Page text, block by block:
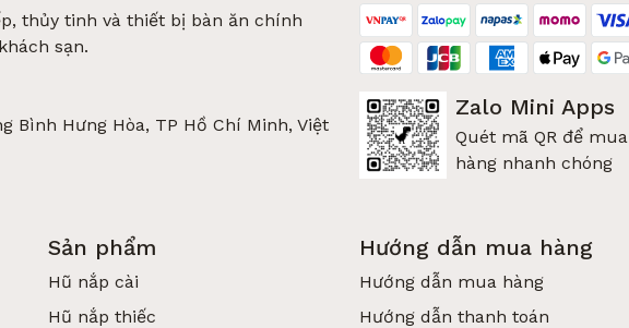
thủy tinh và thiết bị bàn ăn chính
sạn.
Bình Hưng Hòa, TP Hồ Chí Minh, Việt
Zalo Mini Apps
Quét mã QR để mua
hàng nhanh chóng
Sản phẩm
Hũ nắp cài
Hũ nắp thiếc
Hướng dẫn mua hàng
Hướng dẫn mua hàng
Hướng dẫn thanh toán